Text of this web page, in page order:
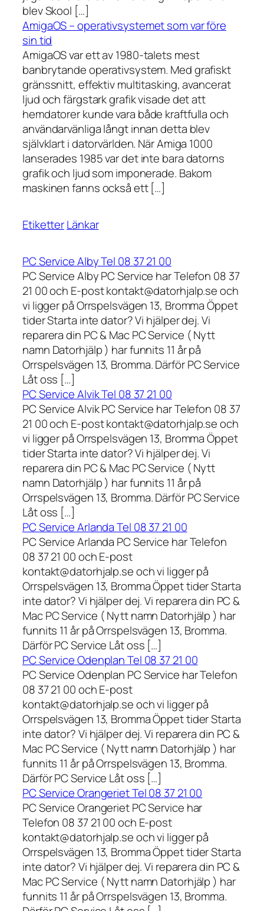
blev Skool […]
AmigaOS – operativsystemet som var före
sin tid
AmigaOS var ett av 1980-talets mest
banbrytande operativsystem. Med grafiskt
gränssnitt, effektiv multitasking, avancerat
ljud och färgstark grafik visade det att
hemdatorer kunde vara både kraftfulla och
användarvänliga långt innan detta blev
självklart i datorvärlden. När Amiga 1000
lanserades 1985 var det inte bara datorns
grafik och ljud som imponerade. Bakom
maskinen fanns också ett […]
EtiketterLänkar
PC Service Alby Tel 08 37 21 00
PC Service Alby PC Service har Telefon 08 37
21 00 och E-post kontakt@datorhjalp.se och
vi ligger på Orrspelsvägen 13, Bromma Öppet
tider Starta inte dator? Vi hjälper dej. Vi
reparera din PC & Mac PC Service ( Nytt
namn Datorhjälp ) har funnits 11 år på
Orrspelsvägen 13, Bromma. Därför PC Service
Låt oss […]
PC Service Alvik Tel 08 37 21 00
PC Service Alvik PC Service har Telefon 08 37
21 00 och E-post kontakt@datorhjalp.se och
vi ligger på Orrspelsvägen 13, Bromma Öppet
tider Starta inte dator? Vi hjälper dej. Vi
reparera din PC & Mac PC Service ( Nytt
namn Datorhjälp ) har funnits 11 år på
Orrspelsvägen 13, Bromma. Därför PC Service
Låt oss […]
PC Service Arlanda Tel 08 37 21 00
PC Service Arlanda PC Service har Telefon
08 37 21 00 och E-post
kontakt@datorhjalp.se och vi ligger på
Orrspelsvägen 13, Bromma Öppet tider Starta
inte dator? Vi hjälper dej. Vi reparera din PC &
Mac PC Service ( Nytt namn Datorhjälp ) har
funnits 11 år på Orrspelsvägen 13, Bromma.
Därför PC Service Låt oss […]
PC Service Odenplan Tel 08 37 21 00
PC Service Odenplan PC Service har Telefon
08 37 21 00 och E-post
kontakt@datorhjalp.se och vi ligger på
Orrspelsvägen 13, Bromma Öppet tider Starta
inte dator? Vi hjälper dej. Vi reparera din PC &
Mac PC Service ( Nytt namn Datorhjälp ) har
funnits 11 år på Orrspelsvägen 13, Bromma.
Därför PC Service Låt oss […]
PC Service Orangeriet Tel 08 37 21 00
PC Service Orangeriet PC Service har
Telefon 08 37 21 00 och E-post
kontakt@datorhjalp.se och vi ligger på
Orrspelsvägen 13, Bromma Öppet tider Starta
inte dator? Vi hjälper dej. Vi reparera din PC &
Mac PC Service ( Nytt namn Datorhjälp ) har
funnits 11 år på Orrspelsvägen 13, Bromma.